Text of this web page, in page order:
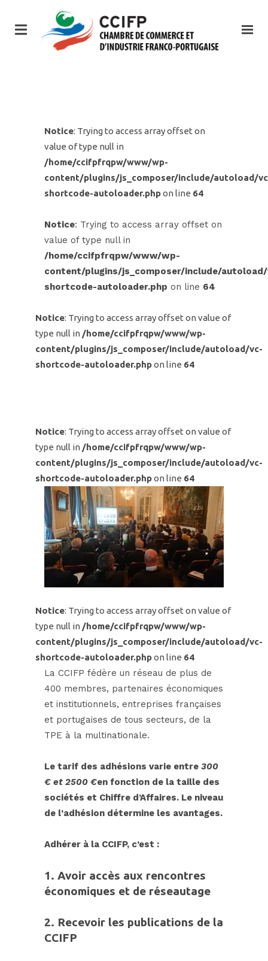
Notice: Trying to access array offset on
value of type null in
/home/ccifpfrqpw/www/wp-
content/plugins/js_composer/include/autoload/
shortcode-autoloader.phpon line 64
Notice: Trying to access array offset on
value of type null in
/home/ccifpfrqpw/www/wp-
content/plugins/js_composer/include/
shortcode-autoloader.php on line 64
Notice: Trying to access array offset on value of
type null in /home/ccifpfrqpw/www/wp-
content/plugins/js_composer/include/autoload/vc-
shortcode-autoloader.phpon line 64
Notice: Trying to access array offset on value of
type null in /home/ccifpfrqpw/www/wp-
content/plugins/js_composer/include/autoload/vc-
shortcode-autoloader.phpon line 64
Notice: Trying to access array offset on value of
type null in /home/ccifpfrqpw/www/wp-
content/plugins/js_composer/include/autoload/vc-
shortcode-autoloader.phpon line 64
La CCIFP fédère un réseau de plus de
400 membres, partenaires économiques
et institutionnels, entreprises françaises
et portugaises de tous secteurs, de la
TPE à la multinationale.
Le tarif des adhésions varie entre 300
€ et 2500 €en fonction de la taille des
sociétés et Chiffre d’Affaires. Le niveau
de l’adhésion détermine les avantages.
Adhérer à la CCIFP, c’est :
1. Avoir accès aux rencontres
économiques et de réseautage
2. Recevoir les publications de la
CCIFP